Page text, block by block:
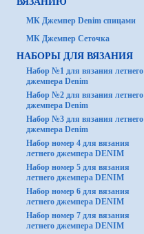
МК Джемпер Denim спицами
МК Джемпер Сеточка
НАБОРЫ ДЛЯ ВЯЗАНИЯ
Набор №1 для вязания летнего
джемпера Denim
Набор №2 для вязания летнего
джемпера Denim
Набор №3 для вязания летнего
джемпера Denim
Набор номер 4 для вязания
летнего джемпера DENIM
Набор номер 5 для вязания
летнего джемпера DENIM
Набор номер 6 для вязания
летнего джемпера DENIM
Набор номер 7 для вязания
летнего джемпера DENIM